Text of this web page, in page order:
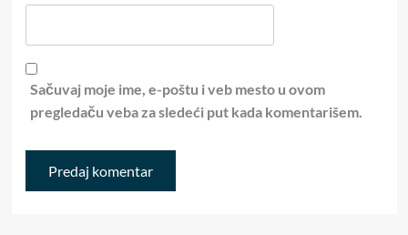
Sačuvaj moje ime, e-poštu i veb mesto u ovom
pregledaču veba za sledeći put kada komentarišem.